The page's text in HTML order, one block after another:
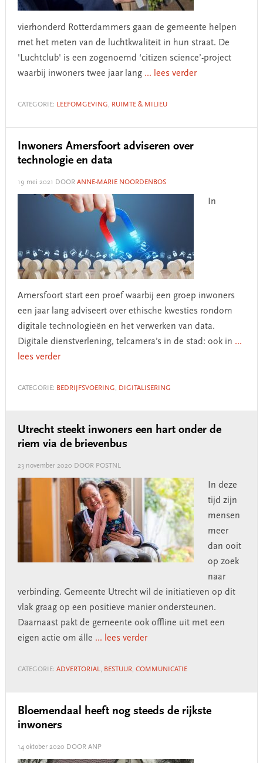
vierhonderd Rotterdammers gaan de gemeente helpen
met het meten van de luchtkwaliteit in hun straat. De
'Luchtclub' is een zogenoemd ‘citizen science’-project
waarbij inwoners twee jaar lang ... lees verder
CATEGORIE: LEEFOMGEVING, RUIMTE & MILIEU
Inwoners Amersfoort adviseren over
technologie en data
19 mei 2021 DOOR ANNE-MARIE NOORDENBOS
In
Amersfoort start een proef waarbij een groep inwoners
een jaar lang adviseert over ethische kwesties rondom
digitale technologieën en het verwerken van data.
Digitale dienstverlening, telcamera’s in de stad: ook in ...
lees verder
CATEGORIE: BEDRIJFSVOERING, DIGITALISERING
Utrecht steekt inwoners een hart onder de
riem via de brievenbus
23 november 2020 DOOR POSTNL
In deze
tijd zijn
mensen
meer
dan ooit
op zoek
naar
verbinding. Gemeente Utrecht wil de initiatieven op dit
vlak graag op een positieve manier ondersteunen.
Daarnaast pakt de gemeente ook offline uit met een
eigen actie om álle ... lees verder
CATEGORIE: ADVERTORIAL, BESTUUR, COMMUNICATIE
Bloemendaal heeft nog steeds de rijkste
inwoners
14 oktober 2020 DOOR ANP